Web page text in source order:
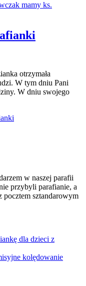
mamy ks.
otrzymała
W tym dniu Pani
W dniu swojego
w naszej parafii
przybyli parafianie, a
pocztem sztandarowym
dla dzieci z
kolędowanie